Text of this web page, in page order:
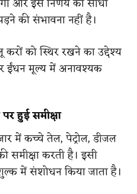
की संभावना नहीं है।
करों को स्थिर रखने का उद्देश्य
ईंधन मूल्य में अनावश्यक
हुई समीक्षा
में कच्चे तेल, पेट्रोल, डीजल
करती है। इसी
में संशोधन किया जाता है।